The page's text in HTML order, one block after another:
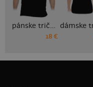
pánske tričko
18 €